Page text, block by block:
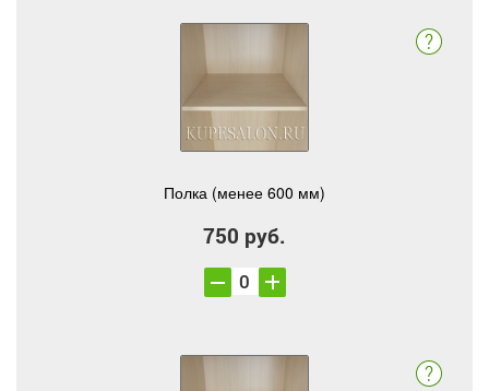
Полка (менее 600 мм)
750 руб.